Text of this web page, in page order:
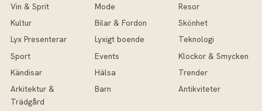
Vin & Sprit Mode
Resor
Kultur
Bilar & Fordon
Skönhet
Lyx Presenterar
Lyxigt boende
Teknologi
Sport
Events
Klockor & Smycken
Kändisar
Hälsa
Trender
Arkitektur &
Trädgård
Barn Antikviteter